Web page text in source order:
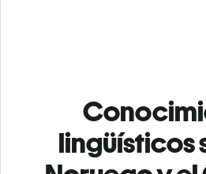
lingüísticos